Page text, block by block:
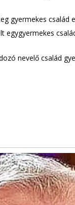
gyermekes család
egygyermekes
nevelő család